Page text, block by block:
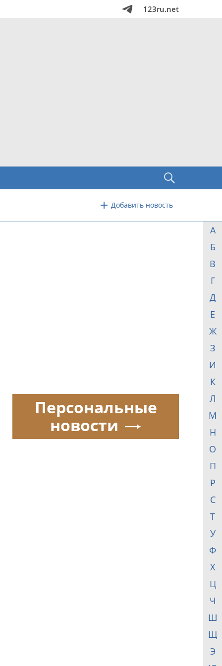
123ru.net
Добавить новость
А
Б
В
Г
Д
Е
Ж
З
И
К
Л
М
Н
О
П
Р
С
Т
У
Ф
Х
Ц
Ч
Ш
Щ
Э
Персональные
новости